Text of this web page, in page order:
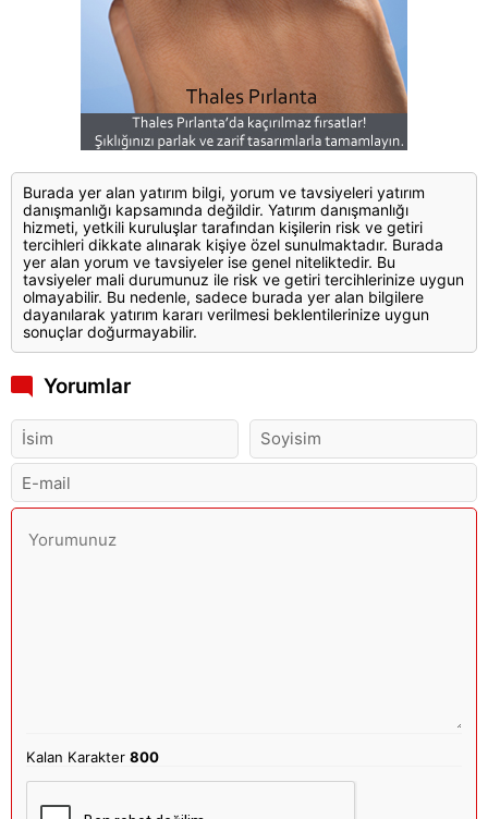
Burada yer alan yatırım bilgi, yorum ve tavsiyeleri yatırım
danışmanlığı kapsamında değildir. Yatırım danışmanlığı
hizmeti, yetkili kuruluşlar tarafından kişilerin risk ve getiri
tercihleri dikkate alınarak kişiye özel sunulmaktadır. Burada
yer alan yorum ve tavsiyeler ise genel niteliktedir. Bu
tavsiyeler mali durumunuz ile risk ve getiri tercihlerinize uygun
olmayabilir. Bu nedenle, sadece burada yer alan bilgilere
dayanılarak yatırım kararı verilmesi beklentilerinize uygun
sonuçlar doğurmayabilir.
Yorumlar
Kalan Karakter800